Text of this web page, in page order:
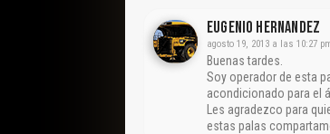
Eugenio Hernandez
agosto 19, 2013 a las 10:27
Buenas tardes.
Soy operador de esta
acondicionado para el
Les agradezco para
estas palas